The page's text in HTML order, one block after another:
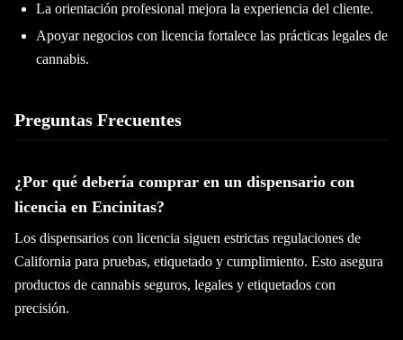
La orientación profesional mejora la experiencia del cliente.
Apoyar negocios con licencia fortalece las prácticas legales de
cannabis.
Preguntas Frecuentes
¿Por qué debería comprar en un dispensario con
licencia en Encinitas?
Los dispensarios con licencia siguen estrictas regulaciones de
California para pruebas, etiquetado y cumplimiento. Esto asegura
productos de cannabis seguros, legales y etiquetados con
precisión.